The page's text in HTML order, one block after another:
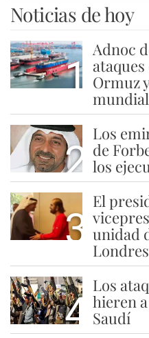
Noticias de hoy
1
Adnoc
Ormuz
mundial
2
Los
de
los
3
El
unidad
Londres
4
Los
hieren
Saudí